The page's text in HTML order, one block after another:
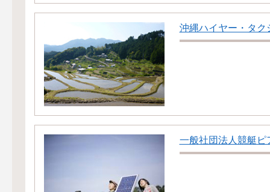
沖縄ハイヤー・タク
一般社団法人競艇ピ